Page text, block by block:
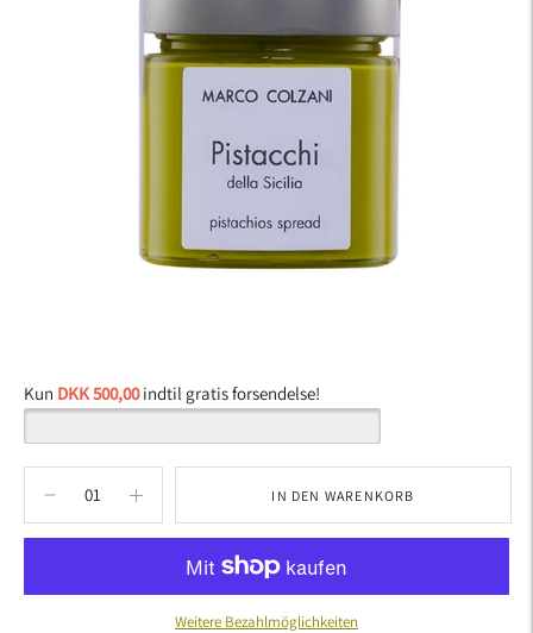
Kun DKK 500,00indtil gratis forsendelse!
IN DEN WARENKORB
Weitere Bezahlmöglichkeiten